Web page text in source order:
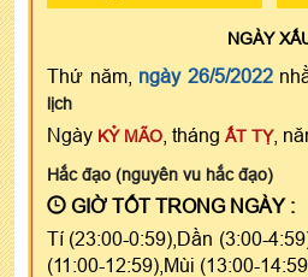
NGÀY
Thứ năm, ngày 26/5/2022
lịch
Ngày KỶ MÃO , tháng ẤT TỴ,
Hắc đạo (nguyên vu hắc đạo)
GIỜ TỐT TRONG NGÀY :
Tí (23:00-0:59),Dần (3:00-
(11:00-12:59),Mùi (13:00-